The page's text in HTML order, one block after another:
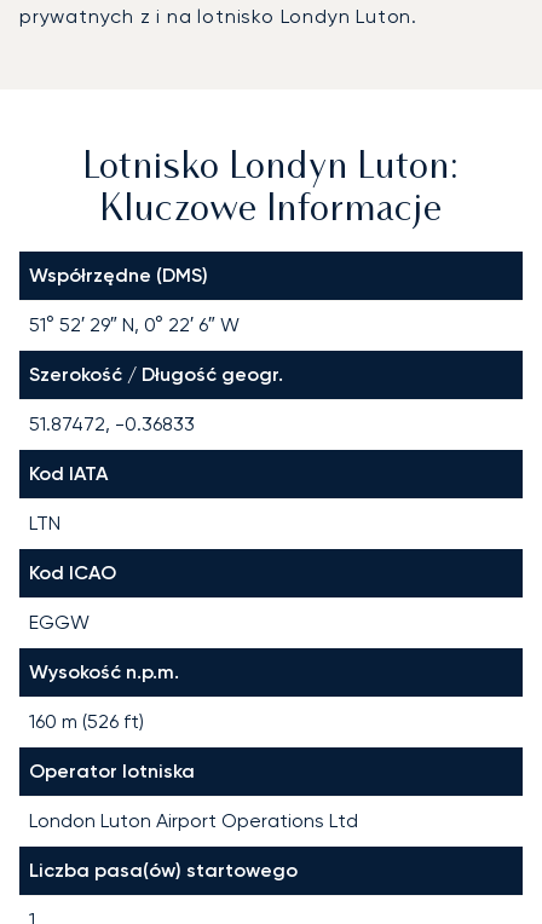
prywatnych z i na lotnisko Londyn Luton.
Lotnisko Londyn Luton:
Kluczowe Informacje
Współrzędne (DMS)
51° 52′ 29″ N, 0° 22′ 6″ W
Szerokość / Długość geogr.
51.87472, -0.36833
Kod IATA
LTN
Kod ICAO
EGGW
Wysokość n.p.m.
160 m (526 ft)
Operator lotniska
London Luton Airport Operations Ltd
Liczba pasa(ów) startowego
1